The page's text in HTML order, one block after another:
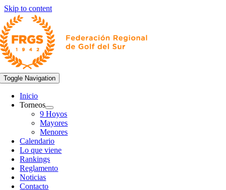
Skip to content
Toggle Navigation
Inicio
Torneos
9 Hoyos
Mayores
Menores
Calendario
Lo que viene
Rankings
Reglamento
Noticias
Contacto